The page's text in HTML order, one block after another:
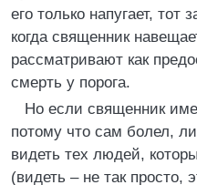
его только напугает, тот
когда священник
рассматривают как
смерть у порога.
Но если священник
потому что сам болел,
видеть тех людей,
(видеть – не так просто,